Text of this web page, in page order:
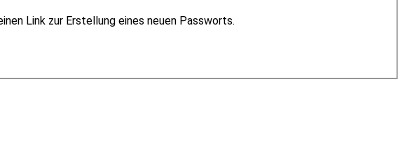
Link zur Erstellung eines neuen Passworts.